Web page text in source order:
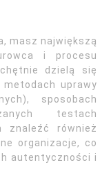
masz największą
i procesu
dzielą się
uprawy
sposobach
testach
znaleźć również
organizacje, co
autentyczności i